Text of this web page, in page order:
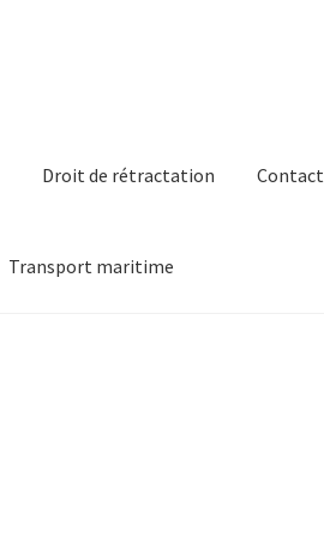
Droit de rétractation Contact
Transport maritime